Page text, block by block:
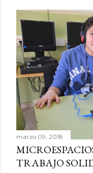
marzo 09, 2018
TRABAJO